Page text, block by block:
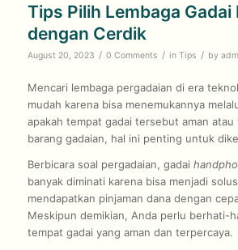
Tips Pilih Lembaga
dengan Cerdik
August 20, 2023 / 0 Comments / in Tips / by
Mencari lembaga pergadaian di era
mudah karena bisa menemukannya
apakah tempat gadai tersebut aman atau
barang gadaian, hal ini penting untuk
Berbicara soal pergadaian, gadai
banyak diminati karena bisa menjadi
mendapatkan pinjaman dana dengan
Meskipun demikian, Anda perlu berhati-
tempat gadai yang aman dan terpercaya.